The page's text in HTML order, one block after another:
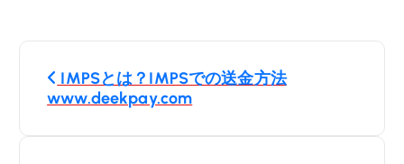
投
稿
IMPSとは？IMPSでの送金方法
www.deekpay.com